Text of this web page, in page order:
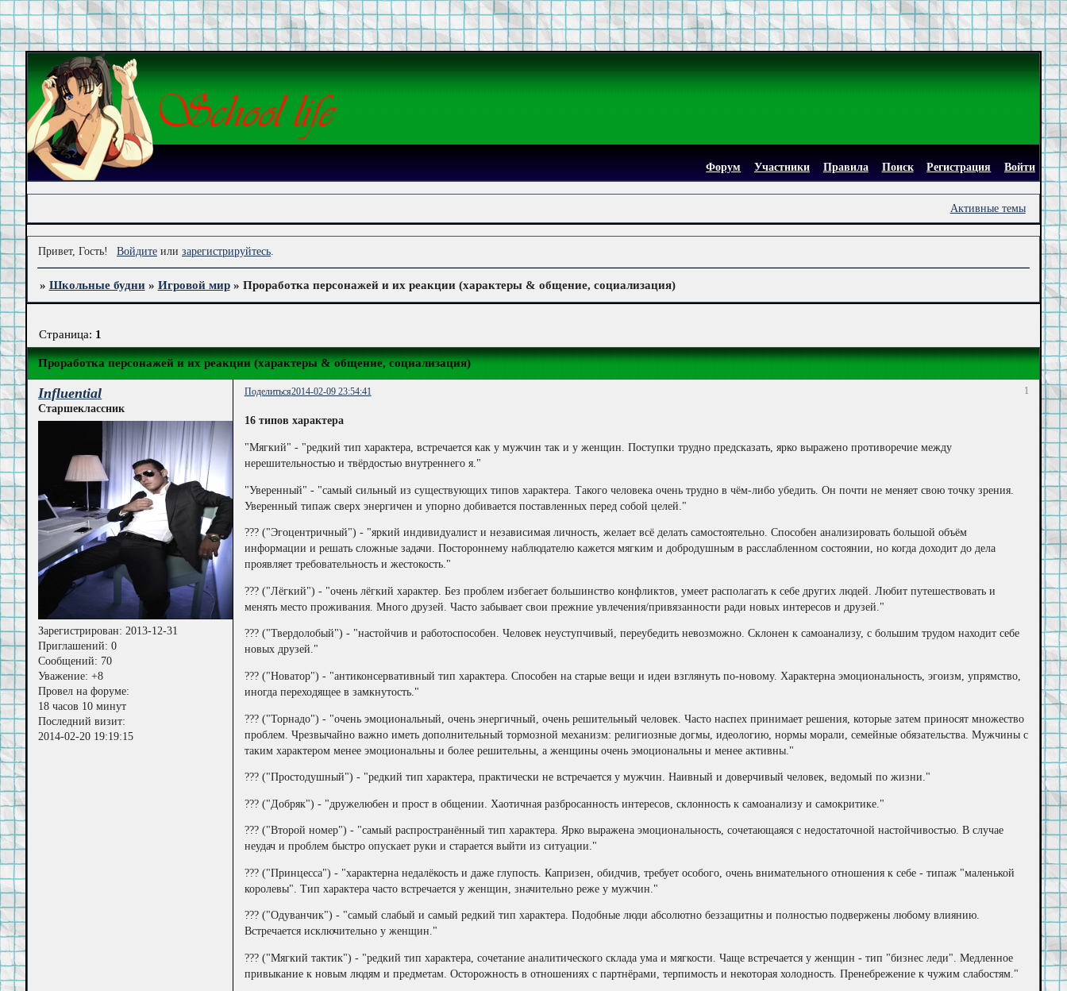
Форум Участники Правила Поиск Регистрация Войти
Активные темы
Привет, Гость! Войдитеили зарегистрируйтесь.
» Школьные будни » Игровой мир » Проработка персонажей и их реакции (характеры & общение, социализация)
Проработка персонажей и их реакции (характеры & общение, социализация)
Страница: 1
Поделиться 1
2014-02-09 23:54:41
Influential
Старшеклассник
Зарегистрирован: 2013-12-31
Приглашений: 0
Сообщений: 70
Уважение: +8
Провел на форуме:
18 часов 10 минут
Последний визит:
2014-02-20 19:19:15
16 типов характера
"Мягкий" - "редкий тип характера, встречается как у мужчин так и у женщин. Поступки трудно предсказать, ярко выражено противоречие между
нерешительностью и твёрдостью внутреннего я."
"Уверенный" - "самый сильный из существующих типов характера. Такого человека очень трудно в чём-либо убедить. Он почти не меняет свою точку зрения.
Уверенный типаж сверх энергичен и упорно добивается поставленных перед собой целей."
??? ("Эгоцентричный") - "яркий индивидуалист и независимая личность, желает всё делать самостоятельно. Способен анализировать большой объём
информации и решать сложные задачи. Постороннему наблюдателю кажется мягким и добродушным в расслабленном состоянии, но когда доходит до дела
проявляет требовательность и жестокость."
??? ("Лёгкий") - "очень лёгкий характер. Без проблем избегает большинство конфликтов, умеет располагать к себе других людей. Любит путешествовать и
менять место проживания. Много друзей. Часто забывает свои прежние увлечения/привязанности ради новых интересов и друзей."
??? ("Твердолобый") - "настойчив и работоспособен. Человек неуступчивый, переубедить невозможно. Склонен к самоанализу, с большим трудом находит себе
новых друзей."
??? ("Новатор") - "антиконсервативный тип характера. Способен на старые вещи и идеи взглянуть по-новому. Характерна эмоциональность, эгоизм, упрямство,
иногда переходящее в замкнутость."
??? ("Торнадо") - "очень эмоциональный, очень энергичный, очень решительный человек. Часто наспех принимает решения, которые затем приносят множество
проблем. Чрезвычайно важно иметь дополнительный тормозной механизм: религиозные догмы, идеологию, нормы морали, семейные обязательства. Мужчины с
таким характером менее эмоциональны и более решительны, а женщины очень эмоциональны и менее активны."
??? ("Простодушный") - "редкий тип характера, практически не встречается у мужчин. Наивный и доверчивый человек, ведомый по жизни."
??? ("Добряк") - "дружелюбен и прост в общении. Хаотичная разбросанность интересов, склонность к самоанализу и самокритике."
??? ("Второй номер") - "самый распространённый тип характера. Ярко выражена эмоциональность, сочетающаяся с недостаточной настойчивостью. В случае
неудач и проблем быстро опускает руки и старается выйти из ситуации."
??? ("Принцесса") - "характерна недалёкость и даже глупость. Капризен, обидчив, требует особого, очень внимательного отношения к себе - типаж "маленькой
королевы". Тип характера часто встречается у женщин, значительно реже у мужчин."
??? ("Одуванчик") - "самый слабый и самый редкий тип характера. Подобные люди абсолютно беззащитны и полностью подвержены любому влиянию.
Встречается исключительно у женщин."
??? ("Мягкий тактик") - "редкий тип характера, сочетание аналитического склада ума и мягкости. Чаще встречается у женщин - тип "бизнес леди". Медленное
привыкание к новым людям и предметам. Осторожность в отношениях с партнёрами, терпимость и некоторая холодность. Пренебрежение к чужим слабостям."